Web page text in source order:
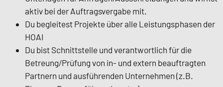
aktiv bei der Auftragsvergabe mit.
Du begleitest Projekte über alle Leistungsphasen der
HOAI
Du bist Schnittstelle und verantwortlich für die
Betreung/Prüfung von in- und extern beauftragten
Partnern und ausführenden Unternehmen (z.B.